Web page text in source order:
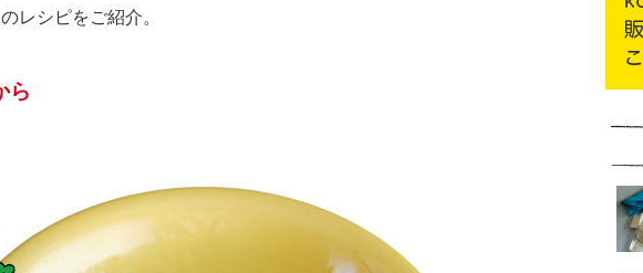
レシピをご紹介。
ら